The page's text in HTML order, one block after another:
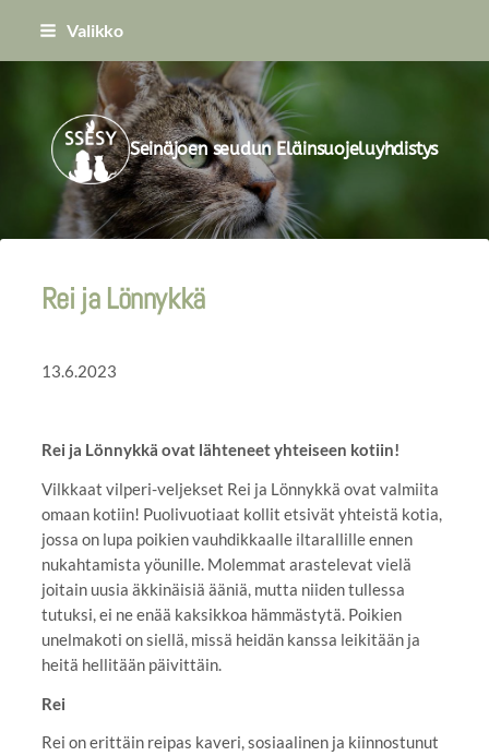
Siirry
Valikko
Seinäjoen seudun Eläinsuojeluyhdistys
Rei ja Lönnykkä
13.6.2023
Rei ja Lönnykkä ovat lähteneet yhteiseen kotiin!
Vilkkaat vilperi-veljekset Rei ja Lönnykkä ovat valmiita
omaan kotiin! Puolivuotiaat kollit etsivät yhteistä kotia,
jossa on lupa poikien vauhdikkaalle iltarallille ennen
nukahtamista yöunille. Molemmat arastelevat vielä
joitain uusia äkkinäisiä ääniä, mutta niiden tullessa
tutuksi, ei ne enää kaksikkoa hämmästytä. Poikien
unelmakoti on siellä, missä heidän kanssa leikitään ja
heitä hellitään päivittäin.
Rei
Rei on erittäin reipas kaveri, sosiaalinen ja kiinnostunut